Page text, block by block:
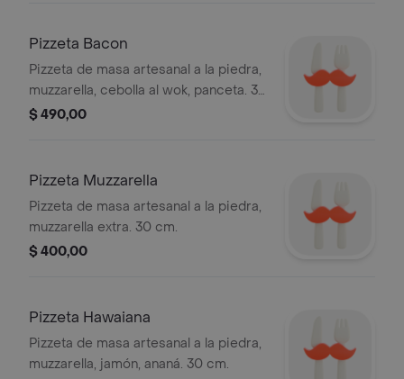
Pizzeta Bacon
Pizzeta de masa artesanal a la piedra,
muzzarella, cebolla al wok, panceta. 30
cm.
$ 490,00
Pizzeta Muzzarella
Pizzeta de masa artesanal a la piedra,
muzzarella extra. 30 cm.
$ 400,00
Pizzeta Hawaiana
Pizzeta de masa artesanal a la piedra,
muzzarella, jamón, ananá. 30 cm.